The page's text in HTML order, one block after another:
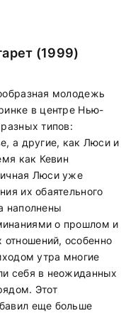
(1999)
молодежь
в центре Нью-
типов:
а другие, как Люси и
как Кевин
Люси уже
их обаятельного
наполнены
о прошлом и
особенно
утра многие
себя в неожиданных
Этот
еще больше